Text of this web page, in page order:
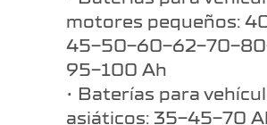
motores pequeños:
45-50-60-62-70-
95-100 Ah
• Baterías para
asiáticos: 35-45-70